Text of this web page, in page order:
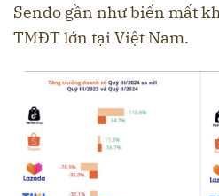
Sendo gần như biến mất
TMĐT lớn tại Việt Nam.